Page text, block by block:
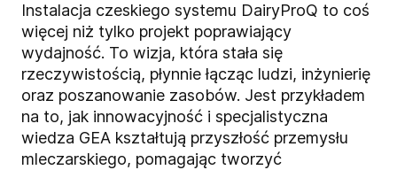
Instalacja czeskiego systemu DairyProQ to coś
więcej niż tylko projekt poprawiający
wydajność. To wizja, która stała się
rzeczywistością, płynnie łącząc ludzi, inżynierię
oraz poszanowanie zasobów. Jest przykładem
na to, jak innowacyjność i specjalistyczna
wiedza GEA kształtują przyszłość przemysłu
mleczarskiego, pomagając tworzyć